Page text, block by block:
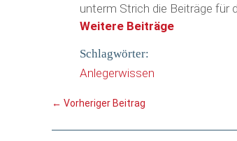
unterm Strich die Beiträge für
Weitere Beiträge
Schlagwörter:
Anlegerwissen
← Vorheriger Beitrag